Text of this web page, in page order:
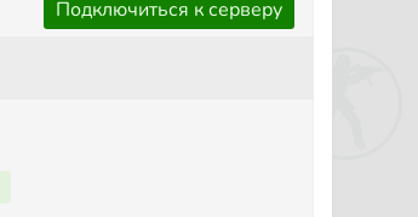
Подключиться к серверу